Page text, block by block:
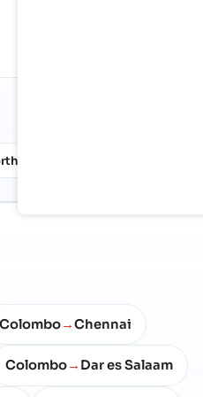
West Europe
Colombo→Chennai
Colombo→ Dar es Salaam